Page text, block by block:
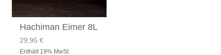
Hachiman Eimer 8L
29,95 €
Enthält 19% MwSt.